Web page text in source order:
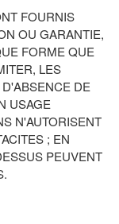
FOURNIS
OU GARANTIE,
FORME QUE
LES
DE
USAGE
N'AUTORISENT
; EN
PEUVENT